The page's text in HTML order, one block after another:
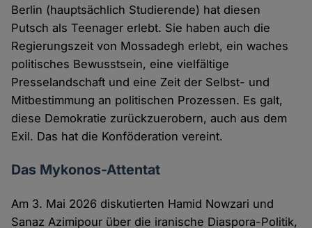
Berlin (hauptsächlich Studierende) hat diesen
Putsch als Teenager erlebt. Sie haben auch die
Regierungszeit von Mossadegh erlebt, ein waches
politisches Bewusstsein, eine vielfältige
Presselandschaft und eine Zeit der Selbst- und
Mitbestimmung an politischen Prozessen. Es galt,
diese Demokratie zurückzuerobern, auch aus dem
Exil. Das hat die Konföderation vereint.
Das Mykonos-Attentat
Am 3. Mai 2026 diskutierten Hamid Nowzari und
Sanaz Azimipour über die iranische Diaspora-Politik,